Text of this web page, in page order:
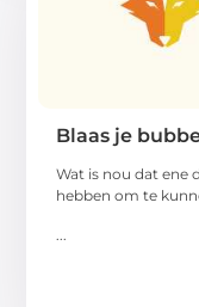
Blaas je
Wat is nou dat ene
hebben om te